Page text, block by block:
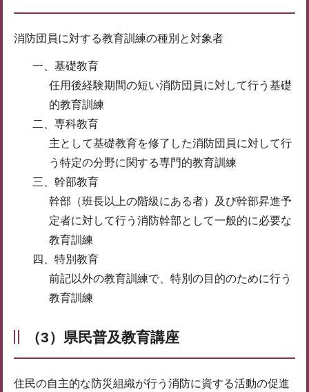
消防団員に対する教育訓練の種別と対象者
一、基礎教育
任用後経験期間の短い消防団員に対して行う基礎
的教育訓練
二、専科教育
主として基礎教育を修了した消防団員に対して行
う特定の分野に関する専門的教育訓練
三、幹部教育
幹部（班長以上の階級にある者）及び幹部昇進予
定者に対して行う消防幹部として一般的に必要な
教育訓練
四、特別教育
前記以外の教育訓練で、特別の目的のために行う
教育訓練
（3）県民普及教育講座
住民の自主的な防災組織が行う消防に資する活動の促進